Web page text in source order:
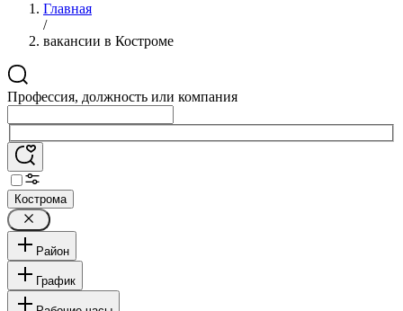
Главная
/
вакансии в Костроме
Профессия, должность или компания
Кострома
Район
График